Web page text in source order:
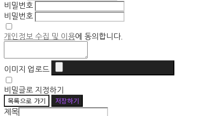
비밀번호
비밀번호
개인정보 수집 및 이용에 동의합니다.
이미지 업로드
비밀글로 지정하기
목록으로 가기 저장하기
제목